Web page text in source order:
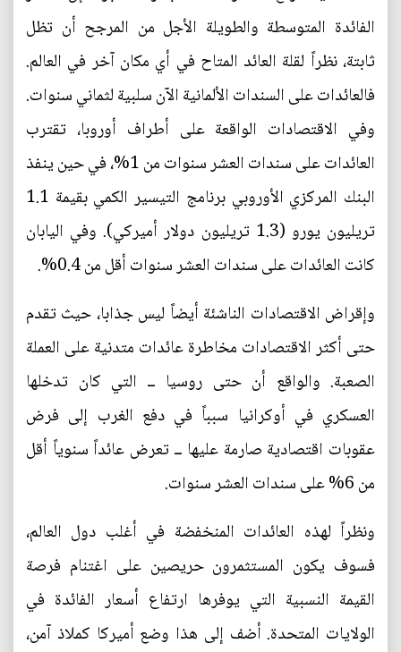
الفائدة المتوسطة والطويلة الأجل من المرجح أن تظل
ثابتة، نظراً لقلة العائد المتاح في أي مكان آخر في العالم.
فالعائدات على السندات الألمانية الآن سلبية لثماني سنوات.
وفي الاقتصادات الواقعة على أطراف أوروبا، تقترب
العائدات على سندات العشر سنوات من 1%، في حين ينفذ
البنك المركزي الأوروبي برنامج التيسير الكمي بقيمة 1.1
تريليون يورو (1.3 تريليون دولار أميركي). وفي اليابان
كانت العائدات على سندات العشر سنوات أقل من 0.4%.
وإقراض الاقتصادات الناشئة أيضاً ليس جذابا، حيث تقدم
حتى أكثر الاقتصادات مخاطرة عائدات متدنية على العملة
الصعبة. والواقع أن حتى روسيا ــ التي كان تدخلها
العسكري في أوكرانيا سبباً في دفع الغرب إلى فرض
عقوبات اقتصادية صارمة عليها ــ تعرض عائداً سنوياً أقل
من 6% على سندات العشر سنوات.
ونظراً لهذه العائدات المنخفضة في أغلب دول العالم،
فسوف يكون المستثمرون حريصين على اغتنام فرصة
القيمة النسبية التي يوفرها ارتفاع أسعار الفائدة في
الولايات المتحدة. أضف إلى هذا وضع أميركا كملاذ آمن،